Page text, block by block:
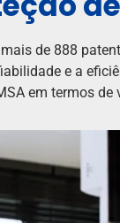
de 888
e a
em termos de